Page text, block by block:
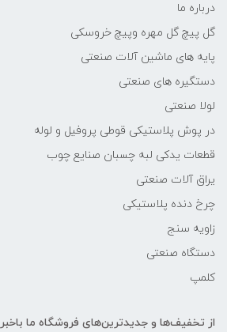
درباره ما
گل پیچ گل مهره وپیچ خروسکی
پایه های ماشین آلات صنعتی
دستگیره های صنعتی
لولا صنعتی
در پوش پلاستیکی قوطی پروفیل و لوله
قطعات یدکی لبه چسبان صنایع چوب
یراق آلات صنعتی
چرخ دنده پلاستیکی
زاویه سنج
دستگاه صنعتی
کلمپ
از تخفیف‌ها و جدیدترین‌های فروشگاه ما